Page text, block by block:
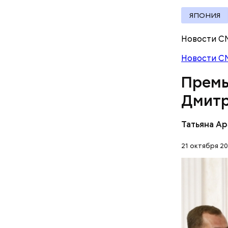
ЯПОНИЯ
Новости
Новости
Татьяна
21 октября
Читайте
Путиным
Кстати,
нужно